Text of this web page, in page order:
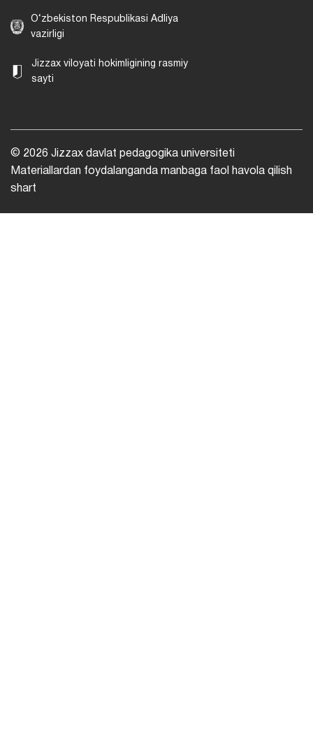
O‘zbekiston Respublikasi Adliya
vazirligi
Jizzax viloyati hokimligining rasmiy
sayti
© 2026 Jizzax davlat pedagogika universiteti
Materiallardan foydalanganda manbaga faol havola qilish
shart